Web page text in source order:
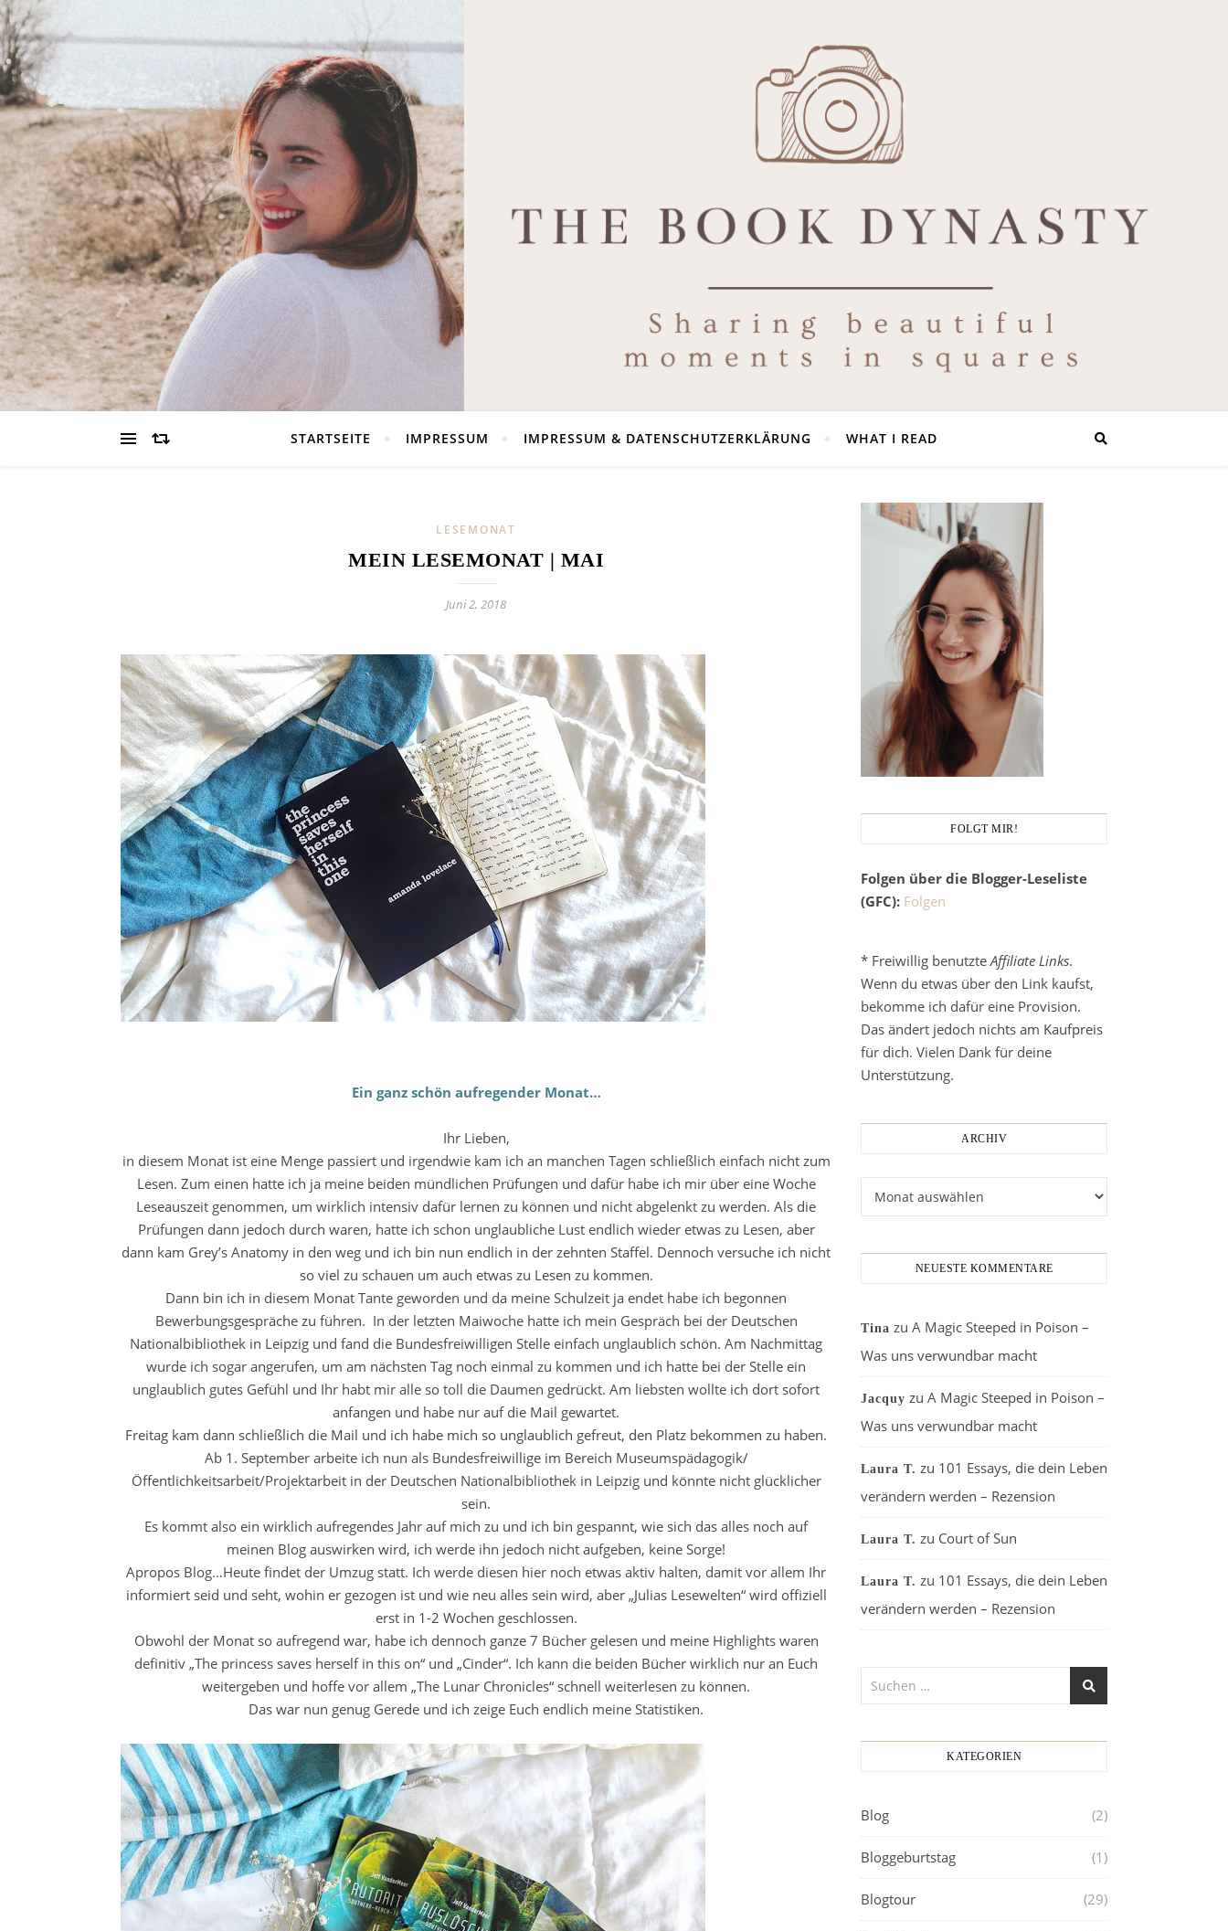
STARTSEITE IMPRESSUM IMPRESSUM & DATENSCHUTZERKLÄRUNG WHAT I READ
LESEMONAT
MEIN LESEMONAT | MAI
Juni 2, 2018
Ein ganz schön aufregender Monat…
Ihr Lieben,
in diesem Monat ist eine Menge passiert und irgendwie kam ich an manchen Tagen schließlich einfach nicht zum
Lesen. Zum einen hatte ich ja meine beiden mündlichen Prüfungen und dafür habe ich mir über eine Woche
Leseauszeit genommen, um wirklich intensiv dafür lernen zu können und nicht abgelenkt zu werden. Als die
Prüfungen dann jedoch durch waren, hatte ich schon unglaubliche Lust endlich wieder etwas zu Lesen, aber
dann kam Grey’s Anatomy in den weg und ich bin nun endlich in der zehnten Staffel. Dennoch versuche ich nicht
so viel zu schauen um auch etwas zu Lesen zu kommen.
Dann bin ich in diesem Monat Tante geworden und da meine Schulzeit ja endet habe ich begonnen
Bewerbungsgespräche zu führen. In der letzten Maiwoche hatte ich mein Gespräch bei der Deutschen
Nationalbibliothek in Leipzig und fand die Bundesfreiwilligen Stelle einfach unglaublich schön. Am Nachmittag
wurde ich sogar angerufen, um am nächsten Tag noch einmal zu kommen und ich hatte bei der Stelle ein
unglaublich gutes Gefühl und Ihr habt mir alle so toll die Daumen gedrückt. Am liebsten wollte ich dort sofort
anfangen und habe nur auf die Mail gewartet.
Freitag kam dann schließlich die Mail und ich habe mich so unglaublich gefreut, den Platz bekommen zu haben.
Ab 1. September arbeite ich nun als Bundesfreiwillige im Bereich Museumspädagogik/
Öffentlichkeitsarbeit/Projektarbeit in der Deutschen Nationalbibliothek in Leipzig und könnte nicht glücklicher
sein.
Es kommt also ein wirklich aufregendes Jahr auf mich zu und ich bin gespannt, wie sich das alles noch auf
meinen Blog auswirken wird, ich werde ihn jedoch nicht aufgeben, keine Sorge!
Apropos Blog…Heute findet der Umzug statt. Ich werde diesen hier noch etwas aktiv halten, damit vor allem Ihr
informiert seid und seht, wohin er gezogen ist und wie neu alles sein wird, aber „Julias Lesewelten“ wird offiziell
erst in 1-2 Wochen geschlossen.
Obwohl der Monat so aufregend war, habe ich dennoch ganze 7 Bücher gelesen und meine Highlights waren
definitiv „The princess saves herself in this on“ und „Cinder“. Ich kann die beiden Bücher wirklich nur an Euch
weitergeben und hoffe vor allem „The Lunar Chronicles“ schnell weiterlesen zu können.
Das war nun genug Gerede und ich zeige Euch endlich meine Statistiken.
FOLGT MIR!
Folgen über die Blogger-Leseliste
(GFC): Folgen
* Freiwillig benutzteAffiliate Links.
Wenn du etwas über den Link kaufst,
bekomme ich dafür eine Provision.
Das ändert jedoch nichts am Kaufpreis
für dich. Vielen Dank für deine
Unterstützung.
ARCHIV
NEUESTE KOMMENTARE
Tina zu A Magic Steeped in Poison –
Was uns verwundbar macht
Jacquy zu A Magic Steeped in Poison –
Was uns verwundbar macht
Laura T. zu 101 Essays, die dein Leben
verändern werden – Rezension
Laura T. zu Court of Sun
Laura T. zu 101 Essays, die dein Leben
verändern werden – Rezension
KATEGORIEN
Blog (2)
Bloggeburtstag (1)
Blogtour (29)